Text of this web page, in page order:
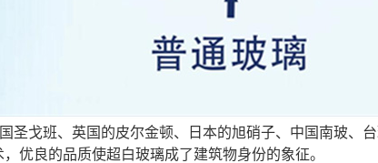
圣戈班、英国的皮尔金顿、日本的旭硝子、中国南玻、
优良的品质使超白玻璃成了建筑物身份的象征。